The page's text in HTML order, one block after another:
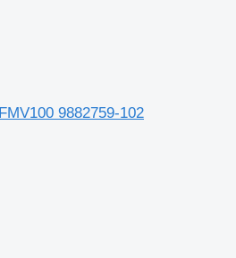
9882759-102